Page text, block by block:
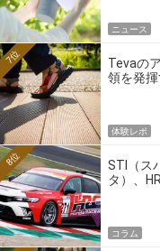
ニュース
Tevaの
領を発
7位
体験レポ
STI（ス
タ）、
8位
コラム